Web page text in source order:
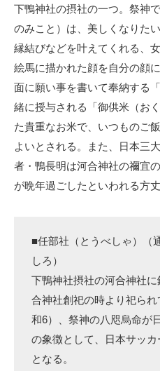
下鴨神社の摂社の一つ。祭神
のみこと）は、美しくなりた
縁結びなどを叶えてくれる、
絵馬に描かれた顔を自分の顔
面に願い事を書いて奉納する
緒に授与される「御供米（お
た貴重なお米で、いつものご
よいとされる。また、日本三
者・鴨長明は河合神社の禰宜
が晩年過ごしたといわれる方
■任部社（とうべしゃ）（
しろ）
下鴨神社摂社の河合神社
合神社創祀の時より祀ら
和6）、祭神の八咫烏命が
の象徴として、日本サッ
となる。